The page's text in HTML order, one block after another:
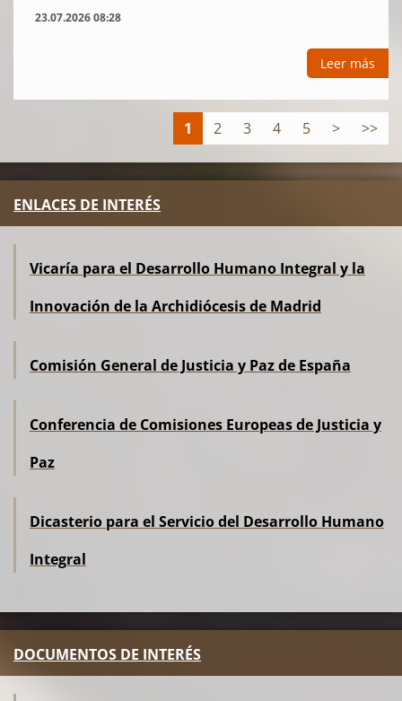
23.07.2026 08:28
Leer más
1 2 3 4 5 > >>
ENLACES DE INTERÉS
Vicaría para el Desarrollo Humano Integral y la
Innovación de la Archidiócesis de Madrid
Comisión General de Justicia y Paz de España
Conferencia de Comisiones Europeas de Justicia y
Paz
Dicasterio para el Servicio del Desarrollo Humano
Integral
DOCUMENTOS DE INTERÉS